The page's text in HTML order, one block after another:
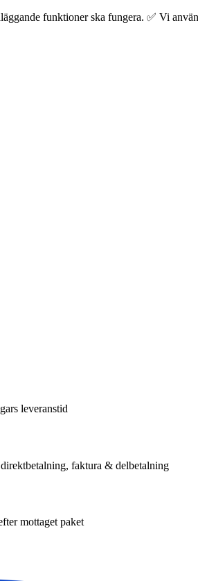
funktioner ska fungera. ✅ Vi
leveranstid
faktura & delbetalning
mottaget paket